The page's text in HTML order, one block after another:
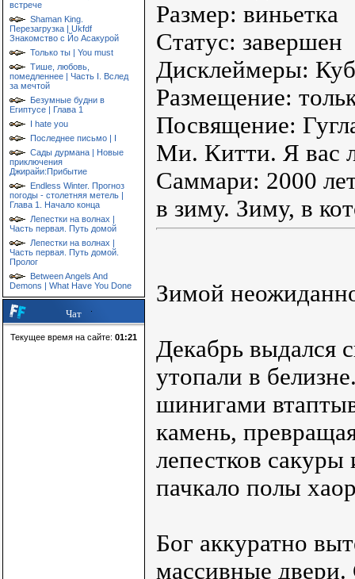
встрече
Shaman King.
Перезагрузка | Ukfdf
Знакомство с Йо Асакурой
Только ты | You must
Тише, любовь,
помедленнее | Часть I. Вслед
за мечтой
Безумные будни в
Египтусе | Глава 1
I hate you
Последнее письмо | I
Сады дурмана | Новые
приключения
Джирайи:Прибытие
Endless Winter. Прогноз
погоды - столетняя метель |
Глава 1. Начало конца
Лепестки на волнах |
Часть первая. Путь домой
Лепестки на волнах |
Часть первая. Путь домой.
Пролог
Between Angels And
Demons | What Have You Done
Чат
Текущее время на сайте: 01:21
Размер: виньетка
Статус: завершен
Дисклеймеры:
Размещение:
Посвящение:
Ми. Китти. Я вас
Саммари: 2000
в зиму. Зиму, в
Зимой
Декабрь выдался
утопали в
шинигами
камень,
лепестков
пачкало полы
Бог аккуратно
массивные